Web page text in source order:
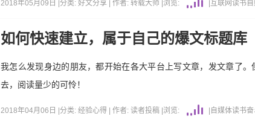
2018年05月09日 | 分类: 好文分享 | 作者: 转载大师 浏览: 互联网读书
如何快速建立，属于自己的爆文标题库
我怎么发现身边的朋友，都开始在各大平台上写文章，发文章了
去，阅读量少的可怜！
2018年04月06日 | 分类: 经验心得 | 作者: 读者投稿 浏览: 自媒体读书奋